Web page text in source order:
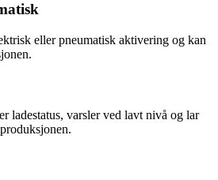
eller pneumatisk aktivering og kan
ladestatus, varsler ved lavt nivå og lar